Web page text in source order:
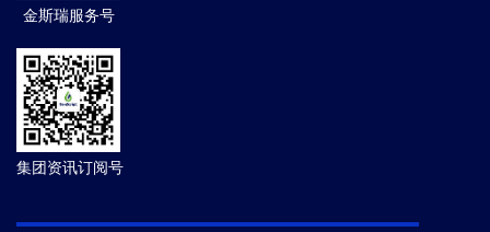
金斯瑞服务号
集团资讯订阅号